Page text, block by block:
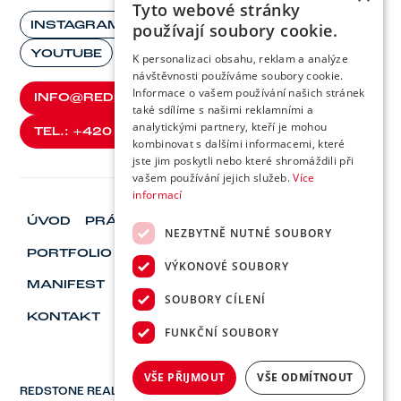
INSTAGRAM FACEBOOK LINKEDIN
YOUTUBE
INFO@REDSTONEGROUP.CZ
INFO@REDSTONEGROUP.CZ
TEL.: +420 588 886 201
TEL.: +420 588 886 201
REDSTONE REAL ESTATE, a.s.
ÚVOD PRÁVĚ TEĎ
PORTFOLIO ESG
MANIFEST
KONTAKT
Tyto webové stránky
používají soubory cookie.
K personalizaci obsahu, reklam a analýze
návštěvnosti používáme soubory cookie.
Informace o vašem používání našich stránek
také sdílíme s našimi reklamními a
analytickými partnery, kteří je mohou
kombinovat s dalšími informacemi, které
jste jim poskytli nebo které shromáždili při
vašem používání jejich služeb.Více
informací
NEZBYTNĚ NUTNÉ SOUBORY
VÝKONOVÉ SOUBORY
SOUBORY CÍLENÍ
FUNKČNÍ SOUBORY
VŠE PŘIJMOUT VŠE ODMÍTNOUT